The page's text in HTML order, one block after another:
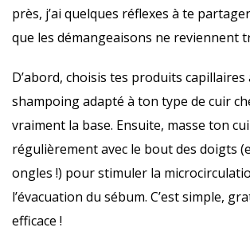
près, j’ai quelques réflexes à te
que les démangeaisons ne reviennent
D’abord, choisis tes produits capillaires
shampoing adapté à ton type de cuir
vraiment la base. Ensuite, masse ton
régulièrement avec le bout des doigts
ongles !) pour stimuler la
l’évacuation du sébum. C’est simple,
efficace !